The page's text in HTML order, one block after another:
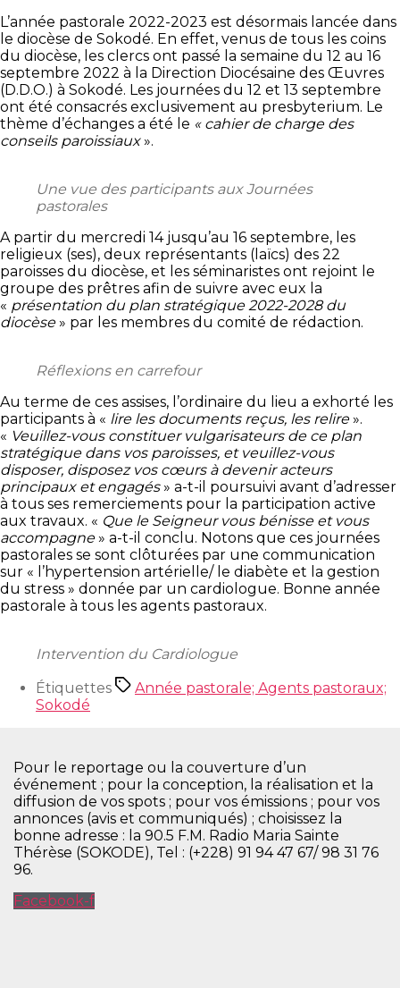
L’année pastorale 2022-2023 est désormais lancée dans
le diocèse de Sokodé. En effet, venus de tous les coins
du diocèse, les clercs ont passé la semaine du 12 au 16
septembre 2022 à la Direction Diocésaine des Œuvres
(D.D.O.) à Sokodé. Les journées du 12 et 13 septembre
ont été consacrés exclusivement au presbyterium. Le
thème d’échanges a été le « cahier de charge des
conseils paroissiaux».
Une vue des participants aux Journées
pastorales
A partir du mercredi 14 jusqu’au 16 septembre, les
religieux (ses), deux représentants (laïcs) des 22
paroisses du diocèse, et les séminaristes ont rejoint le
groupe des prêtres afin de suivre avec eux la
« présentation du plan stratégique 2022-2028 du
diocèse» par les membres du comité de rédaction.
Réflexions en carrefour
Au terme de ces assises, l’ordinaire du lieu a exhorté les
participants à « lire les documents reçus, les relire».
« Veuillez-vous constituer vulgarisateurs de ce plan
stratégique dans vos paroisses, et veuillez-vous
disposer, disposez vos cœurs à devenir acteurs
principaux et engagés» a-t-il poursuivi avant d’adresser
à tous ses remerciements pour la participation active
aux travaux. « Que le Seigneur vous bénisse et vous
accompagne» a-t-il conclu. Notons que ces journées
pastorales se sont clôturées par une communication
sur « l’hypertension artérielle/ le diabète et la gestion
du stress » donnée par un cardiologue. Bonne année
pastorale à tous les agents pastoraux.
Intervention du Cardiologue
Étiquettes
Année pastorale; Agents pastoraux;
Sokodé
Pour le reportage ou la couverture d’un
événement ; pour la conception, la réalisation et la
diffusion de vos spots ; pour vos émissions ; pour vos
annonces (avis et communiqués) ; choisissez la
bonne adresse : la 90.5 F.M. Radio Maria Sainte
Thérèse (SOKODE), Tel : (+228) 91 94 47 67/ 98 31 76
96.
Facebook-f